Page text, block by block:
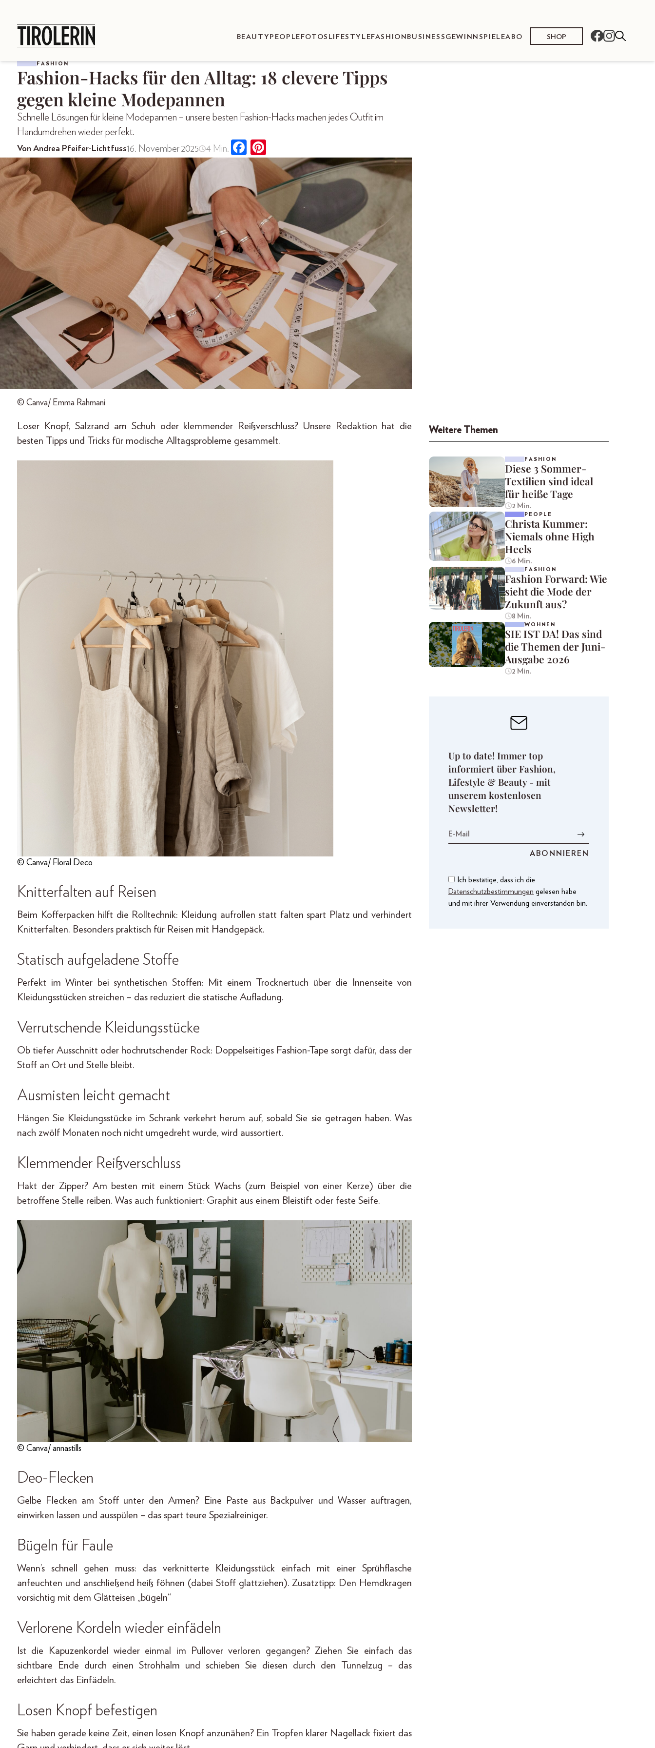
BEAUTY PEOPLE FOTOS LIFESTYLE FASHION BUSINESS GEWINNSPIELEABO SHOP
FASHION
Fashion-Hacks für den Alltag: 18 clevere Tipps
gegen kleine Modepannen
Schnelle Lösungen für kleine Modepannen – unsere besten Fashion-Hacks machen jedes Outfit im
Handumdrehen wieder perfekt.
Von Andrea Pfeifer-Lichtfuss16. November 2025 4 Min.
© Canva/ Emma Rahmani
Loser Knopf, Salzrand am Schuh oder klemmender Reißverschluss? Unsere Redaktion hat die
besten Tipps und Tricks für modische Alltagsprobleme gesammelt.
© Canva/ Floral Deco
Knitterfalten auf Reisen
Beim Kofferpacken hilft die Rolltechnik: Kleidung aufrollen statt falten spart Platz und verhindert
Knitterfalten. Besonders praktisch für Reisen mit Handgepäck.
Statisch aufgeladene Stoffe
Perfekt im Winter bei synthetischen Stoffen: Mit einem Trocknertuch über die Innenseite von
Kleidungsstücken streichen – das reduziert die statische Aufladung.
Verrutschende Kleidungsstücke
Ob tiefer Ausschnitt oder hochrutschender Rock: Doppelseitiges Fashion-Tape sorgt dafür, dass der
Stoff an Ort und Stelle bleibt.
Ausmisten leicht gemacht
Hängen Sie Kleidungsstücke im Schrank verkehrt herum auf, sobald Sie sie getragen haben. Was
nach zwölf Monaten noch nicht umgedreht wurde, wird aussortiert.
Klemmender Reißverschluss
Hakt der Zipper? Am besten mit einem Stück Wachs (zum Beispiel von einer Kerze) über die
betroffene Stelle reiben. Was auch funktioniert: Graphit aus einem Bleistift oder feste Seife.
© Canva/ annastills
Deo-Flecken
Gelbe Flecken am Stoff unter den Armen? Eine Paste aus Backpulver und Wasser auftragen,
einwirken lassen und ausspülen – das spart teure Spezialreiniger.
Bügeln für Faule
Wenn’s schnell gehen muss: das verknitterte Kleidungsstück einfach mit einer Sprühflasche
anfeuchten und anschließend heiß föhnen (dabei Stoff glattziehen). Zusatztipp: Den Hemdkragen
vorsichtig mit dem Glätteisen „bügeln“
Verlorene Kordeln wieder einfädeln
Ist die Kapuzenkordel wieder einmal im Pullover verloren gegangen? Ziehen Sie einfach das
sichtbare Ende durch einen Strohhalm und schieben Sie diesen durch den Tunnelzug – das
erleichtert das Einfädeln.
Losen Knopf befestigen
Sie haben gerade keine Zeit, einen losen Knopf anzunähen? Ein Tropfen klarer Nagellack fixiert das
Weitere Themen
FASHION
Diese 3 Sommer-
Textilien sind ideal
für heiße Tage
2 Min.
PEOPLE
Christa Kummer:
Niemals ohne High
Heels
6 Min.
FASHION
Fashion Forward: Wie
sieht die Mode der
Zukunft aus?
8 Min.
WOHNEN
SIE IST DA! Das sind
die Themen der Juni-
Ausgabe 2026
2 Min.
Up to date! Immer top
informiert über Fashion,
Lifestyle & Beauty - mit
unserem kostenlosen
Newsletter!
Ich bestätige, dass ich die
Datenschutzbestimmungen gelesen habe
und mit ihrer Verwendung einverstanden bin.